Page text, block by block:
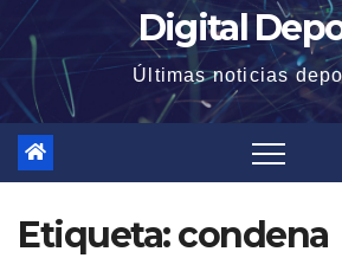
Digital
Últimas noticias
Etiqueta:condena